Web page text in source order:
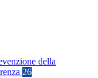
della
26